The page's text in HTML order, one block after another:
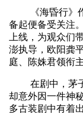
《海昏行》作
备起便备受关注
上线，为观众们
澎执导，欧阳龚
庭、陈姝君领衔主
在剧中，茅子
却意外因一件神
多古装剧中有着